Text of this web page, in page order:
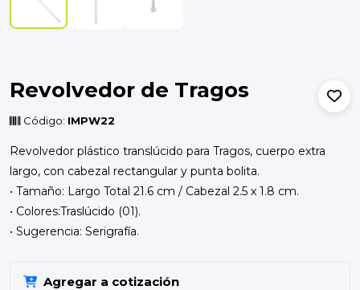
Revolvedor de Tragos
Código: IMPW22
Revolvedor plástico translúcido para Tragos, cuerpo extra
largo, con cabezal rectangular y punta bolita.
• Tamaño: Largo Total 21.6 cm / Cabezal 2.5 x 1.8 cm.
• Colores:Traslúcido (01).
• Sugerencia: Serigrafía.
Agregar a cotización